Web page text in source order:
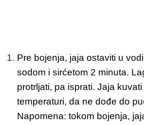
Pre bojenja, jaja ostaviti u
sodom i sirćetom 2 minuta.
protrljati, pa isprati. Jaja
temperaturi, da ne dođe do
Napomena: tokom bojenja,